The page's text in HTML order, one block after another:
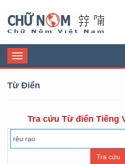
Toggle
navigation
Từ Điển
Tra cứu Từ điển Tiếng